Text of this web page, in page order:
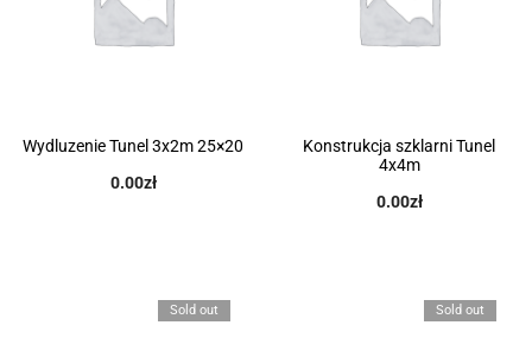
Wydluzenie Tunel 3x2m 25×20
0.00zł
Konstrukcja szklarni Tunel
4x4m
0.00zł
Sold out Sold out